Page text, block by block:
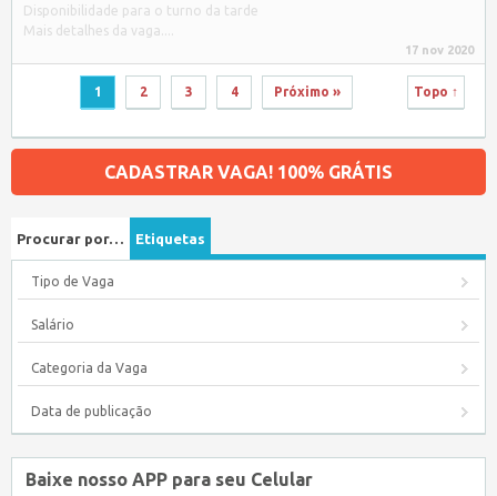
Disponibilidade para o turno da tarde
Mais detalhes da vaga....
17 nov 2020
1 2 3 4 Próximo » Topo ↑
CADASTRAR VAGA! 100% GRÁTIS
Procurar por… Etiquetas
Tipo de Vaga
Salário
Categoria da Vaga
Data de publicação
Baixe nosso APP para seu Celular